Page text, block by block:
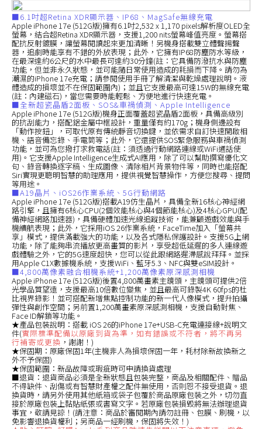
■6.1吋超Retina XDR顯示器、IP68、MagSafe無線充電
Apple iPhone 17e (512G版)擁有6.1吋2,532 x 1,170 pixels解析度OLED全
螢幕，結合超Retina XDR顯示器，支援1,200 nits螢幕峰值亮度。螢幕搭
配抗反射鍍膜，讓螢幕閱讀起來更加清晰！另機身搭載雙立體聲揚聲
器，追劇時能享有不錯的外放表現；此外，它擁有IP68防塵防水等級，
在最深達約6公尺的水中最長可達約30分鐘(註：它具備防潑抗水與防塵
功能，但並非永久狀態，並可能隨日常使用造成的耗損而下降。請勿為
潮濕的iPhone 17e充電；請參閱使用手冊了解清潔與乾燥處理說明。液
體造成的損壞並不在保固範圍內)；並且它支援最高可達15W的無線充電
(註：內建磁石)，當您需要時能輕鬆、方便地進行快速充電。
■全新超瓷晶盾2面板、SOS&車禍偵測、Apple Intelligence
Apple iPhone 17e (512G版)機身正面覆蓋超瓷晶盾2面板，具備高級別
的抗刮能力，搭配鋁金屬中框設計，重量僅有約170g；機身側邊設有
「動作按鈕」，可取代原有傳統靜音切換鍵，並依需求自訂快速開啟相
機、語音備忘錄、手電筒等；此外，它還提供SOS緊急服務與車禍偵測
功能，並可為您撥打求救電話(註：須透過行動網路連線或WiFi通話使
用)。它支援Apple Intelligence生成式AI應用，除了可以幫助撰寫優化文
句、錄音轉換逐字稿、生成圖像、清除相片背景物件等，同時也能搭配
Siri實現更聰明智慧的助理應用，提供視覺智慧操作，方便您搜尋、提問
等用途。
■A19晶片、iOS26作業系統、5G行動網路
Apple iPhone 17e (512G版)搭載A19仿生晶片，具備全新16核心神經網
路引擎，且擁有6核心CPU(2個效能核心與4個節能核心)及4核心GPU(配
備神經網路加速器)，具備硬體加速光線追蹤技術，能兼顧遊戲效能與手
機續航表現；此外，它採用iOS 26作業系統，FaceTime加入「螢幕共
享」模式，提供滿載強大的功能，以及各式隱私保護設計。支援5G上網
功能，除了能夠串流播放更高畫質的影片，享受超低延遲的多人連線遊
戲體驗之外，它的5G速度超快，您可以從此跟網路遲滯感說拜拜。並採
用Apple C1X數據機系統，支援WiFi、藍牙5.3、NFC與雙eSIM設計。
■4,800萬像素融合相機系統+1,200萬像素原深感測相機
Apple iPhone 17e (512G版)後置4,800萬畫素主鏡頭，主鏡頭可提供2倍
光學品質望遠，支援最高10倍數位變焦，並且最高可錄製4K 60fps的杜
比視界錄影！並可搭配新增焦點控制功能的新一代人像模式，提升拍攝
彈性與創作空間；另前置1,200萬畫素原深感測相機，支援自動對焦、
Face ID解鎖等功能。
★產品包裝說明：搭載 iOS 26的iPhone 17e+USB-C充電連接線+說明文
件(實際標準配備以原廠到貨為準，如有錯誤或不符者，將不再另
行補寄或更換 ，謝謝！)
★保固期：原廠保固1年(主機非人為損壞保固一年，耗材除新故換新之
外不予保固)
★保固範圍：新品故障或瑕疵時可申請換貨處理
■退貨：退貨商品必須是全新狀態且包裝完整，商品及相關配件、贈品
不得缺件、刮傷或有智慧財產權之配件無使用，否則恕不接受退貨。退
換貨時，請另外使用其他紙箱或袋子包覆於商品原廠包裝之外，切勿直
接於原廠包裝上黏貼紙張或書寫文字。若原廠包裝損毀將無法辦理退貨
事宜，敬請見諒！(請注意：商品於審閱期內請勿註冊、包膜、刷機，以
免影響退換貨權利；另商品一經刷機，保固將失效！)